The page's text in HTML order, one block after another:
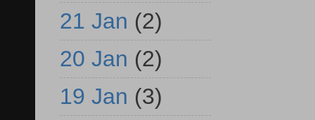
21 Jan (2)
20 Jan (2)
19 Jan (3)